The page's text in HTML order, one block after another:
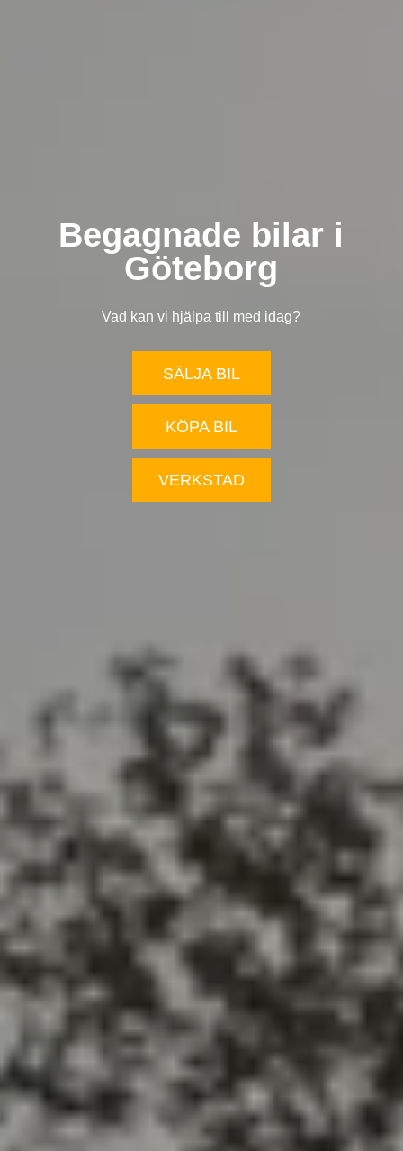
Begagnade bilar i
Göteborg
Vad kan vi hjälpa till med idag?
SÄLJA BIL
KÖPA BIL
VERKSTAD